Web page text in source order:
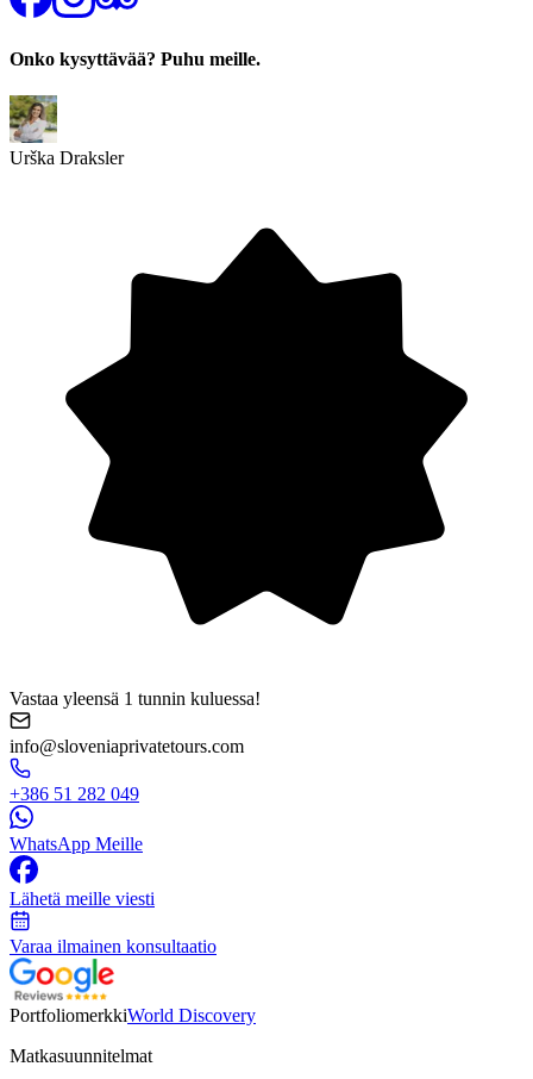
Onko kysyttävää? Puhu meille.
Urška Draksler
Vastaa yleensä 1 tunnin kuluessa!
info@sloveniaprivatetours.com
+386 51 282 049
WhatsApp Meille
Lähetä meille viesti
Varaa ilmainen konsultaatio
PortfoliomerkkiWorld Discovery
Matkasuunnitelmat